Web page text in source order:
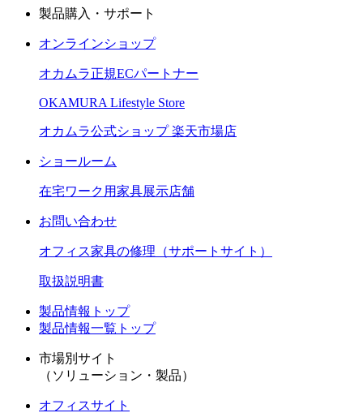
製品購入・サポート
オンラインショップ
オカムラ正規ECパートナー
OKAMURA Lifestyle Store
オカムラ公式ショップ 楽天市場店
ショールーム
在宅ワーク用家具展示店舗
お問い合わせ
オフィス家具の修理（サポートサイト）
取扱説明書
製品情報トップ
製品情報一覧トップ
市場別サイト
（ソリューション・製品）
オフィスサイト